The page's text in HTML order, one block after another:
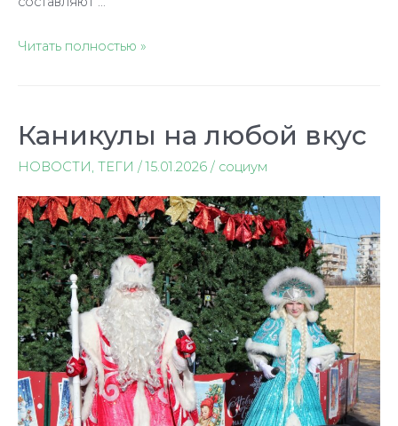
Читать полностью »
Каникулы на любой вкус
НОВОСТИ, ТЕГИ /15.01.2026 / социум